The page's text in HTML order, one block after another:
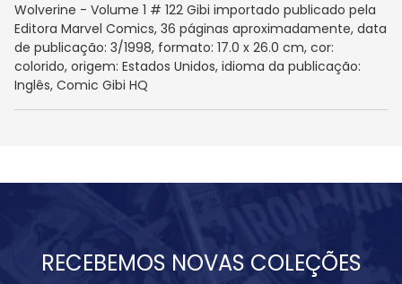
Wolverine - Volume 1 # 122 Gibi importado publicado pela
Editora Marvel Comics, 36 páginas aproximadamente, data
de publicação: 3/1998, formato: 17.0 x 26.0 cm, cor:
colorido, origem: Estados Unidos, idioma da publicação:
Inglês, Comic Gibi HQ
RECEBEMOS NOVAS COLEÇÕES